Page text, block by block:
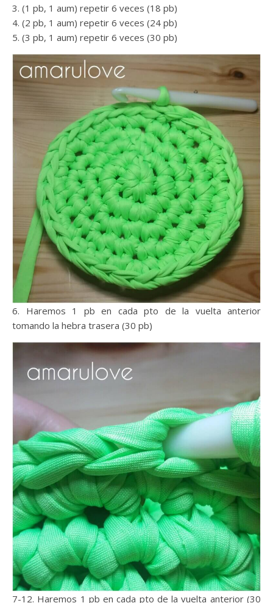
3. (1 pb, 1 aum) repetir 6 veces (18 pb)
4. (2 pb, 1 aum) repetir 6 veces (24 pb)
5. (3 pb, 1 aum) repetir 6 veces (30 pb)
6. Haremos 1 pb en cada pto de la vuelta anterior
tomando la hebra trasera (30 pb)
7-12. Haremos 1 pb en cada pto de la vuelta anterior (30